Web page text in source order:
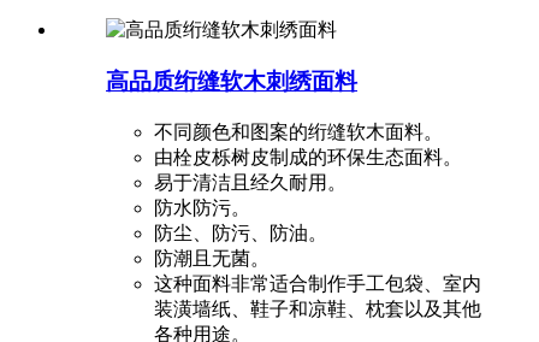
高品质绗缝软木刺绣面料
不同颜色和图案的绗缝软木面料。
由栓皮栎树皮制成的环保生态面料。
易于清洁且经久耐用。
防水防污。
防尘、防污、防油。
防潮且无菌。
这种面料非常适合制作手工包袋、室内
装潢墙纸、鞋子和凉鞋、枕套以及其他
各种用途。